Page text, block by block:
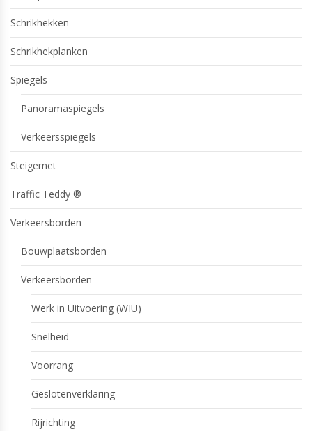
Schrikhekken
Schrikhekplanken
Spiegels
Panoramaspiegels
Verkeersspiegels
Steigernet
Traffic Teddy ®
Verkeersborden
Bouwplaatsborden
Verkeersborden
Werk in Uitvoering (WIU)
Snelheid
Voorrang
Geslotenverklaring
Rijrichting